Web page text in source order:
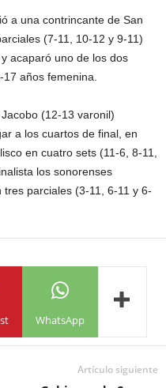
a una contrincante de San
(7-11, 10-12 y 9-11)
acaparó uno de los dos
años femenina.
(12-13 varonil)
a los cuartos de final, en
en cuatro sets (11-6, 8-11,
los sonorenses
parciales (3-11, 6-11 y 6-
WhatsApp
Artículo siguiente